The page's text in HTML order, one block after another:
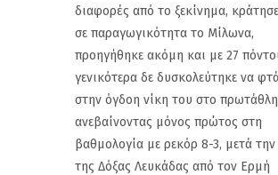
διαφορές από το ξεκίνημα,
σε παραγωγικότητα το Μίλωνα,
προηγήθηκε ακόμη και με 27
γενικότερα δε δυσκολεύτηκε να
στην όγδοη νίκη του στο
ανεβαίνοντας μόνος πρώτος στη
βαθμολογία με ρεκόρ 8-3, μετά
της Δόξας Λευκάδας από τον Ερμή